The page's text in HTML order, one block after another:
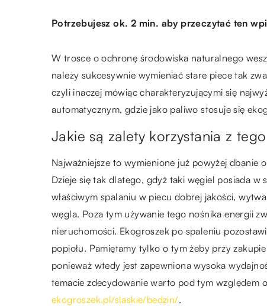
Potrzebujesz ok. 2 min. aby przeczytać ten
W trosce o ochronę środowiska naturalnego
należy sukcesywnie wymieniać stare piece tak
czyli inaczej mówiąc charakteryzującymi się
automatycznym, gdzie jako paliwo stosuje się
Jakie są zalety korzystania z
Najważniejsze to wymienione już powyżej
Dzieje się tak dlatego, gdyż taki węgiel posiada w
właściwym spalaniu w piecu dobrej jakości,
węgla. Poza tym używanie tego nośnika energii
nieruchomości. Ekogroszek po spaleniu
popiołu. Pamiętamy tylko o tym żeby przy
ponieważ wtedy jest zapewniona wysoka
temacie zdecydowanie warto pod tym względem
ekogroszek.pl/slaskie/bedzin/.